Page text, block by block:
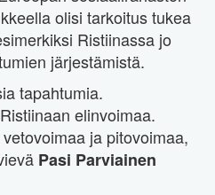
olisi tarkoitus tukea
Ristiinassa jo
järjestämistä.
tapahtumia.
elinvoimaa.
ja pitovoimaa,
Pasi Parviainen